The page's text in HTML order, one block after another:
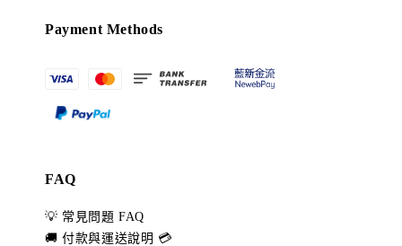
Payment Methods
FAQ
💡 常見問題 FAQ
🚚 付款與運送說明 💳